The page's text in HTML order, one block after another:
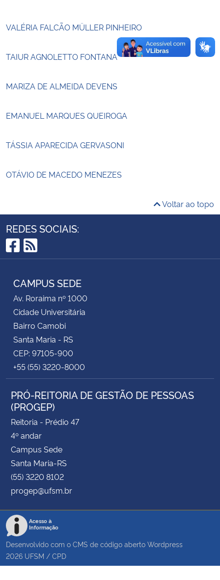
Advocacia-Geral da União
VALÉRIA FALCÃO MÜLLER PINHEIRO
TAIUR AGNOLETTO FONTANA
MARIZA DE ALMEIDA DEVENS
EMANUEL MARQUES QUEIROGA
TÁSSIA APARECIDA GERVASONI
OTÁVIO DE MACEDO MENEZES
Voltar ao topo
REDES SOCIAIS:
Facebook
RSS
CAMPUS SEDE
Av. Roraima nº 1000
Cidade Universitária
Bairro Camobi
Santa Maria - RS
CEP: 97105-900
+55 (55) 3220-8000
PRÓ-REITORIA DE GESTÃO DE PESSOAS
(PROGEP)
Reitoria - Prédio 47
4º andar
Campus Sede
Santa Maria-RS
(55) 3220 8102
progep@ufsm.br
Acesso à
Informação
Desenvolvido com o CMS de código aberto Wordpress
2026 UFSM / CPD